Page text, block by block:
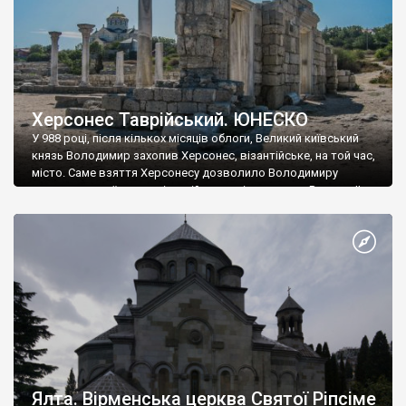
Херсонес Таврійський. ЮНЕСКО
У 988 році, після кількох місяців облоги, Великий київський
князь Володимир захопив Херсонес, візантійське, на той час,
місто. Саме взяття Херсонесу дозволило Володимиру
диктувати свої умови візантійському імператору Василю ІІ, та
Херсонесі Володимир-язичник, став Василем-християнином.
А потім було Хрещення Русі. На честь Херсонесу Таврійського
Ялта. Вірменська церква Святої Ріпсіме